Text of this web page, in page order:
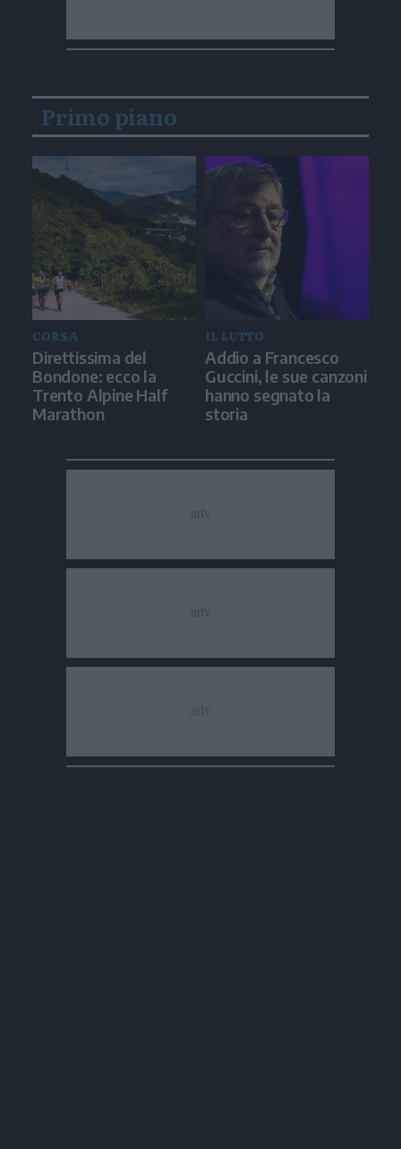
Primo piano
CORSA
Direttissima del
Bondone: ecco la
Trento Alpine Half
Marathon
IL LUTTO
Addio a Francesco
Guccini, le sue canzoni
hanno segnato la
storia